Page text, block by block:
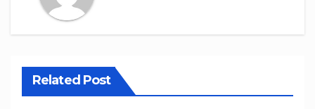
Related Post